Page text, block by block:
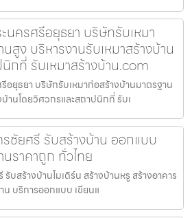
นครศรีอยุธยา บริษัทรับเหมา
สูง บริหารงานรับเหมาสร้างบ้าน
กที่ รับเหมาสร้างบ้าน.com
อยุธยา บริษัทรับเหมาก่อสร้างบ้านมาตรฐาน
านโดยวิศวกรและสถาปนิกที่ รับเ
ชัยศรี รับสร้างบ้าน ออกแบบ
นราคาถูก ทั่วไทย
บสร้างบ้านโมเดิร์น สร้างบ้านหรู สร้างอาคาร
น บริการออกแบบ เขียนแ